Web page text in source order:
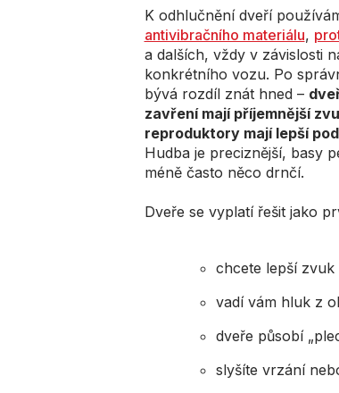
K odhlučnění dveří
antivibračního materiálu,
a dalších, vždy v závislosti
konkrétního vozu. Po
bývá rozdíl znát hned –
zavření mají příjemnější
reproduktory mají lepší
Hudba je preciznější, basy
méně často něco drnčí.
Dveře se vyplatí řešit jako
chcete lepší zvuk
vadí vám hluk z
dveře působí
slyšíte vrzání